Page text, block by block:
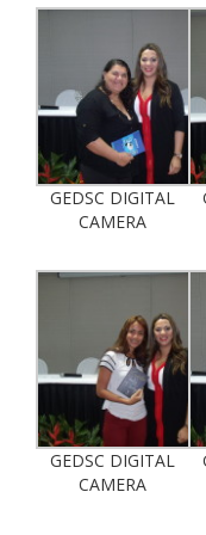
GEDSC DIGITAL
CAMERA
GEDSC DIGITAL
CAMERA